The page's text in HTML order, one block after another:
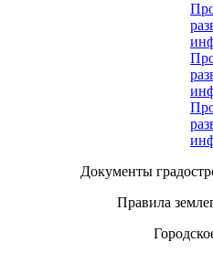
Документы
Правила